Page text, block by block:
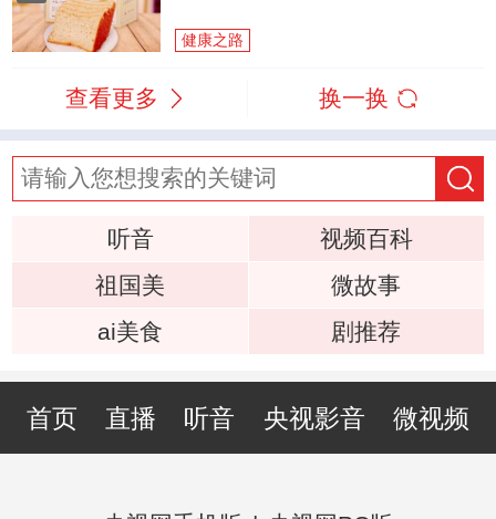
健康之路
查看更多 换一换
听音
视频百科
祖国美
微故事
ai美食
剧推荐
首页 直播 听音 央视影音 微视频